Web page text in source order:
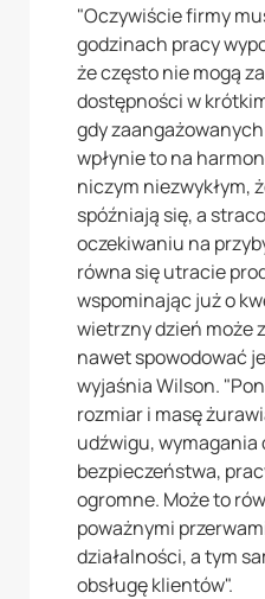
"Oczywiście firmy
godzinach pracy
że często nie mogą
dostępności w
gdy
wpłynie to na
niczym niezwykłym,
spóźniają się, a
oczekiwaniu na
równa się utracie
wspominając już o
wietrzny dzień może
nawet spowodować
wyjaśnia Wilson.
rozmiar i masę
udźwigu, wymagania
bezpieczeństwa,
ogromne. Może to
poważnymi
działalności, a tym
obsługę klientów".